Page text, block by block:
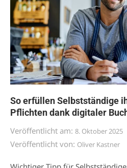
So erfüllen Selbstständige
Pflichten dank digitaler
Veröffentlicht am: 8. Oktober 2025
Veröffentlicht von: Oliver Kastner